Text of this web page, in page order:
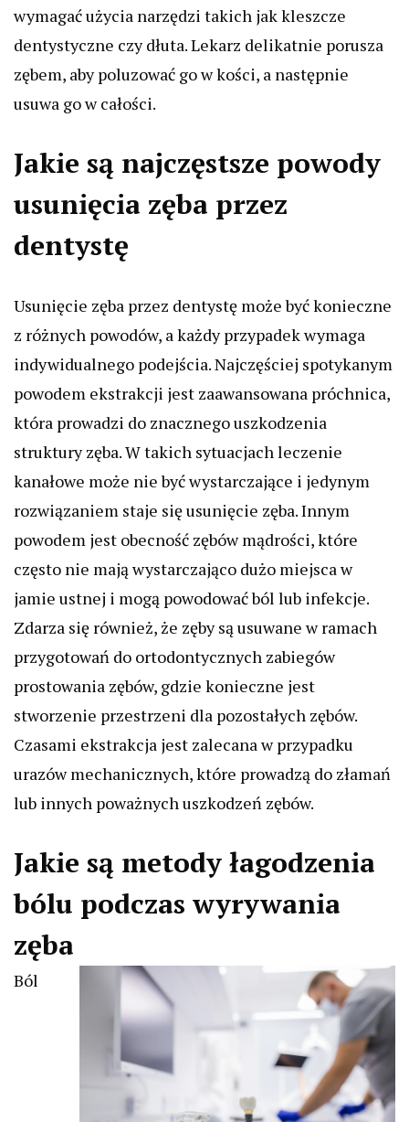
wymagać użycia narzędzi takich jak kleszcze
dentystyczne czy dłuta. Lekarz delikatnie porusza
zębem, aby poluzować go w kości, a następnie
usuwa go w całości.
Jakie są najczęstsze powody
usunięcia zęba przez
dentystę
Usunięcie zęba przez dentystę może być konieczne
z różnych powodów, a każdy przypadek wymaga
indywidualnego podejścia. Najczęściej spotykanym
powodem ekstrakcji jest zaawansowana próchnica,
która prowadzi do znacznego uszkodzenia
struktury zęba. W takich sytuacjach leczenie
kanałowe może nie być wystarczające i jedynym
rozwiązaniem staje się usunięcie zęba. Innym
powodem jest obecność zębów mądrości, które
często nie mają wystarczająco dużo miejsca w
jamie ustnej i mogą powodować ból lub infekcje.
Zdarza się również, że zęby są usuwane w ramach
przygotowań do ortodontycznych zabiegów
prostowania zębów, gdzie konieczne jest
stworzenie przestrzeni dla pozostałych zębów.
Czasami ekstrakcja jest zalecana w przypadku
urazów mechanicznych, które prowadzą do złamań
lub innych poważnych uszkodzeń zębów.
Jakie są metody łagodzenia
bólu podczas wyrywania
zęba
Ból